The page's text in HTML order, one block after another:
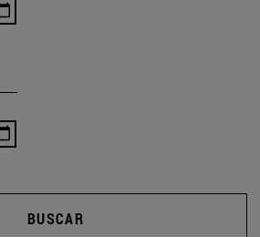
BUSCAR